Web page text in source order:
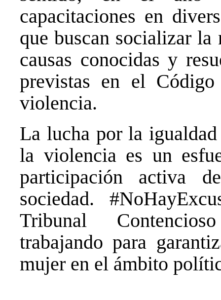
capacitaciones en
que buscan socializar
causas conocidas y
previstas en el
violencia.
La lucha por la
la violencia es un
participación activa
sociedad.
Tribunal
trabajando para
mujer en el ámbito